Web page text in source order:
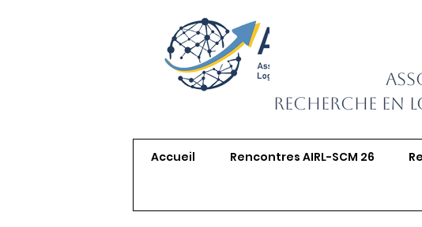
Recherche en
Accueil Rencontres AIRL-SCM 26